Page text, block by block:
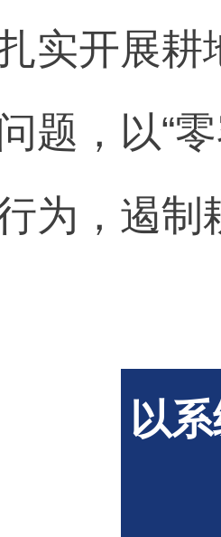
实开展耕
题，以“
为，遏制
以